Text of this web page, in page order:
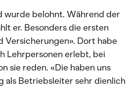
wurde belohnt. Während der
er. Besonders die ersten
Versicherungen». Dort habe
Lehrpersonen erlebt, bei
sie reden. «Die haben uns
als Betriebsleiter sehr dienlich